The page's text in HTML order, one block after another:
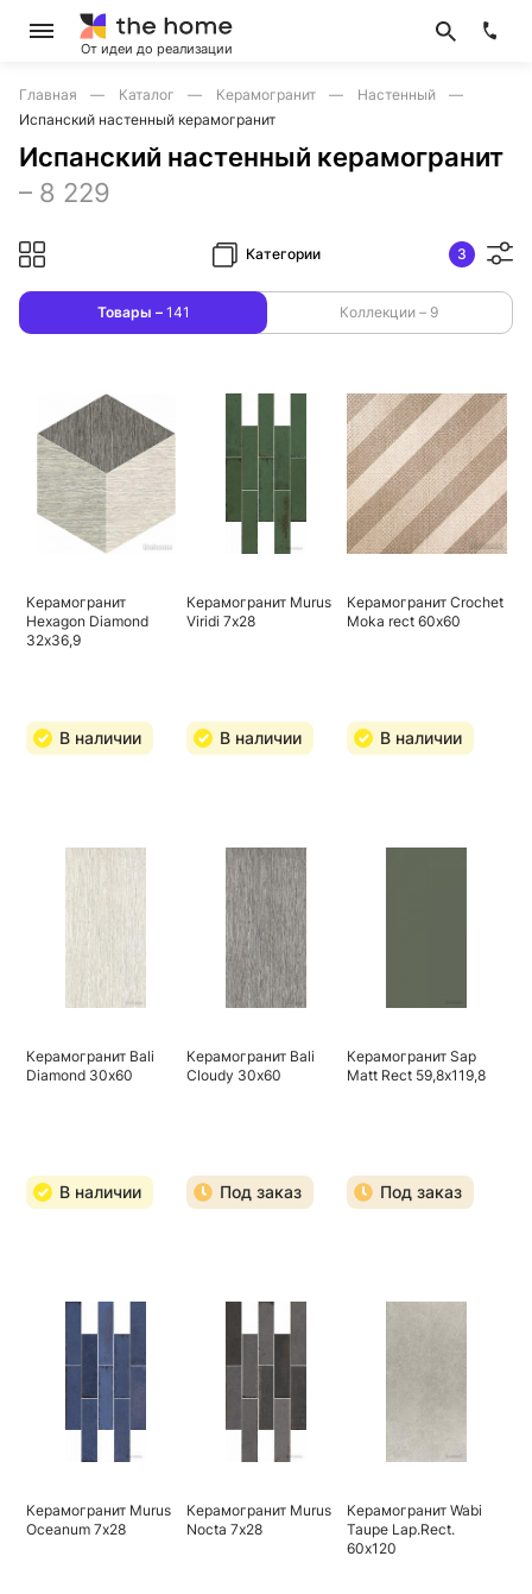
От идеи до реализации
Главная Каталог Керамогранит
Настенный
Испанский настенный керамогранит
Испанский настенный керамогранит
– 8 229
Категории 3
Товары – 141 Коллекции – 9
Керамогранит
Hexagon Diamond
32х36,9
В наличии
Керамогранит Murus
Viridi 7х28
В наличии
Керамогранит Crochet
Moka rect 60х60
В наличии
Керамогранит Bali
Diamond 30х60
В наличии
Керамогранит Bali
Cloudy 30х60
Под заказ
Керамогранит Sap
Matt Rect 59,8х119,8
Под заказ
Керамогранит Murus
Oceanum 7х28
Керамогранит Murus
Nocta 7х28
Керамогранит Wabi
Taupe Lap.Rect.
60х120